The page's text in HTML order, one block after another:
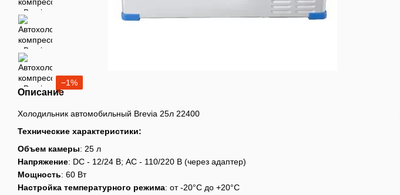
−1%
Описание
Холодильник автомобильный Brevia 25л 22400
Технические характеристики:
Объем камеры: 25 л
Напряжение: DC - 12/24 В; AC - 110/220 В (через адаптер)
Мощность: 60 Вт
Настройка температурного режима: от -20°C до +20°C